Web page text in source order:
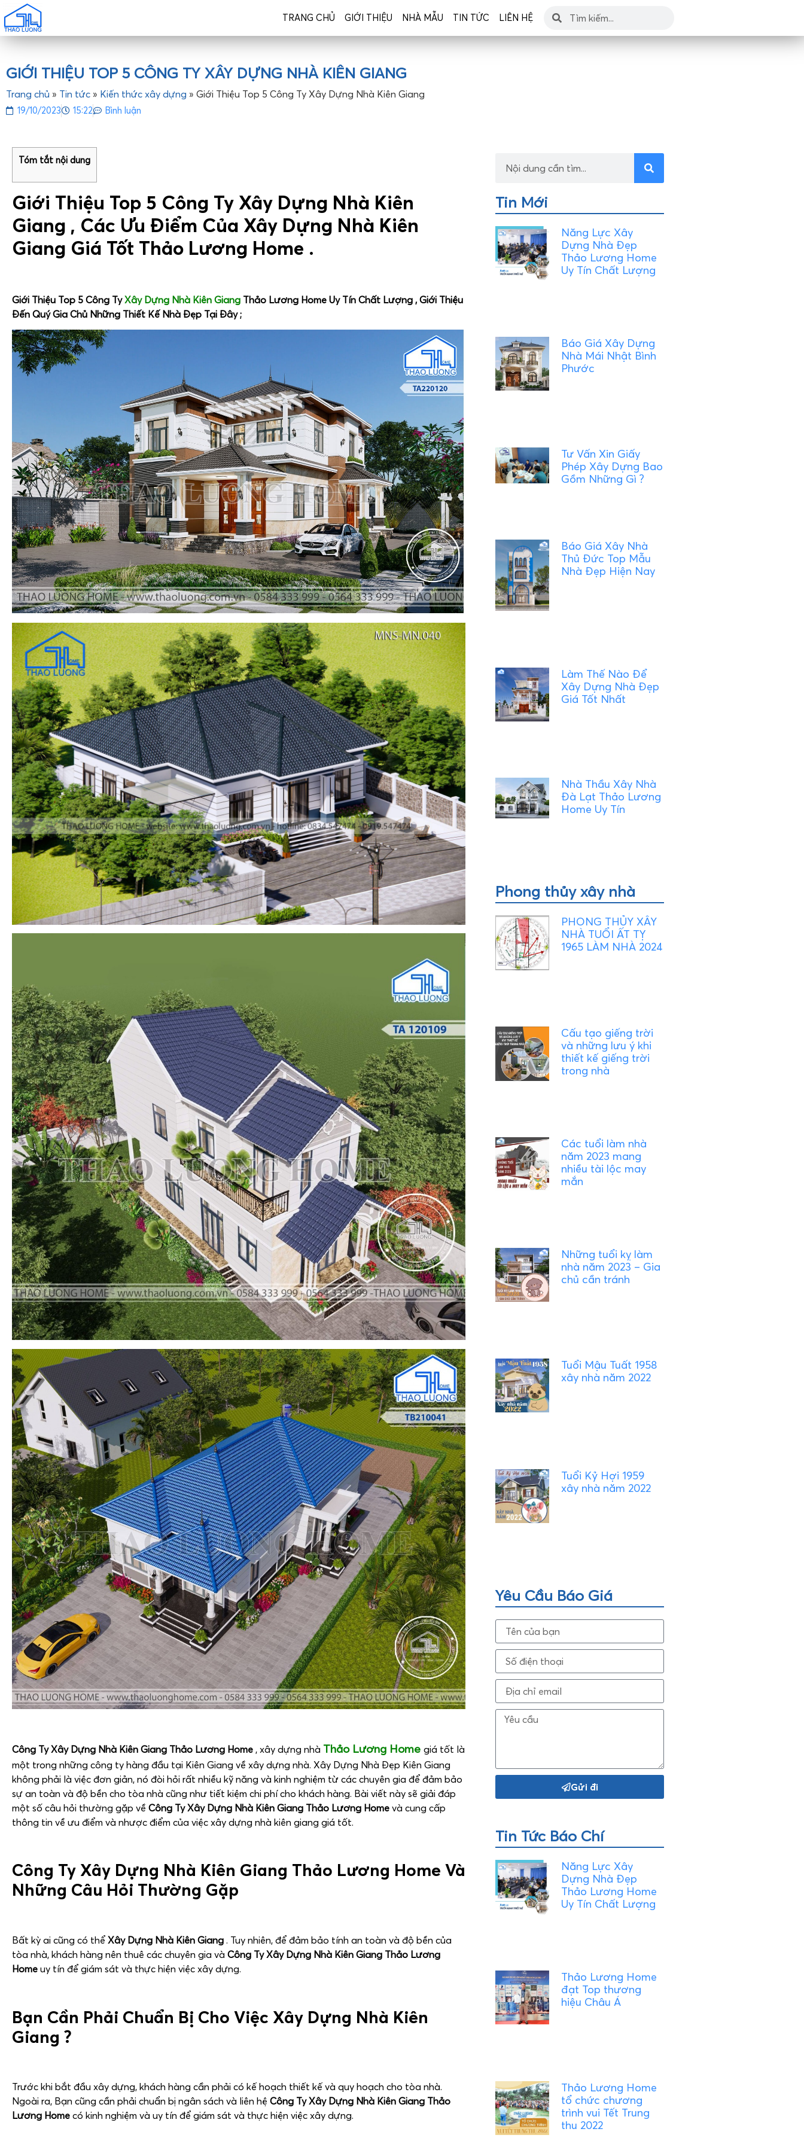
TRANG CHỦ GIỚI THIỆU NHÀ MẪU TIN TỨC LIÊN HỆ
GIỚI THIỆU TOP 5 CÔNG TY XÂY DỰNG NHÀ KIÊN GIANG
Trang chủ » Tin tức » Kiến thức xây dựng » Giới Thiệu Top 5 Công Ty Xây Dựng Nhà Kiên Giang
19/10/2023 15:22 Bình luận
Tóm tắt nội dung
Giới Thiệu Top 5 Công Ty Xây Dựng Nhà Kiên
Giang , Các Ưu Điểm Của Xây Dựng Nhà Kiên
Giang Giá Tốt Thảo Lương Home .
Giới Thiệu Top 5 Công TyXây Dựng Nhà Kiên Giang Thảo Lương Home Uy Tín Chất Lượng , Giới Thiệu
Đến Quý Gia Chủ Những Thiết Kế Nhà Đẹp Tại Đây ;
Công Ty Xây Dựng Nhà Kiên Giang Thảo Lương Home , xây dựng nhà Thảo Lương Home giá tốt là
một trong những công ty hàng đầu tại Kiên Giang về xây dựng nhà. Xây Dựng Nhà Đẹp Kiên Giang
không phải là việc đơn giản, nó đòi hỏi rất nhiều kỹ năng và kinh nghiệm từ các chuyên gia để đảm bảo
sự an toàn và độ bền cho tòa nhà cũng như tiết kiệm chi phí cho khách hàng. Bài viết này sẽ giải đáp
một số câu hỏi thường gặp về Công Ty Xây Dựng Nhà Kiên Giang Thảo Lương Home và cung cấp
thông tin về ưu điểm và nhược điểm của việc xây dựng nhà kiên giang giá tốt.
Công Ty Xây Dựng Nhà Kiên Giang Thảo Lương Home Và
Những Câu Hỏi Thường Gặp
Bất kỳ ai cũng có thể Xây Dựng Nhà Kiên Giang . Tuy nhiên, để đảm bảo tính an toàn và độ bền của
tòa nhà, khách hàng nên thuê các chuyên gia và Công Ty Xây Dựng Nhà Kiên Giang Thảo Lương
Home uy tín để giám sát và thực hiện việc xây dựng.
Bạn Cần Phải Chuẩn Bị Cho Việc Xây Dựng Nhà Kiên
Giang ?
Trước khi bắt đầu xây dựng, khách hàng cần phải có kế hoạch thiết kế và quy hoạch cho tòa nhà.
Ngoài ra, Bạn cũng cần phải chuẩn bị ngân sách và liên hệ Công Ty Xây Dựng Nhà Kiên Giang Thảo
Lương Home có kinh nghiệm và uy tín để giám sát và thực hiện việc xây dựng.
Tin Mới
Năng Lực Xây
Dựng Nhà Đẹp
Thảo Lương Home
Uy Tín Chất Lượng
Báo Giá Xây Dựng
Nhà Mái Nhật Bình
Phước
Tư Vấn Xin Giấy
Phép Xây Dựng Bao
Gồm Những Gì ?
Báo Giá Xây Nhà
Thủ Đức Top Mẫu
Nhà Đẹp Hiện Nay
Làm Thế Nào Để
Xây Dựng Nhà Đẹp
Giá Tốt Nhất
Nhà Thầu Xây Nhà
Đà Lạt Thảo Lương
Home Uy Tín
Phong thủy xây nhà
PHONG THỦY XÂY
NHÀ TUỔI ẤT TỴ
1965 LÀM NHÀ 2024
Cấu tạo giếng trời
và những lưu ý khi
thiết kế giếng trời
trong nhà
Các tuổi làm nhà
năm 2023 mang
nhiều tài lộc may
mắn
Những tuổi kỵ làm
nhà năm 2023 – Gia
chủ cần tránh
Tuổi Mậu Tuất 1958
xây nhà năm 2022
Tuổi Kỷ Hợi 1959
xây nhà năm 2022
Yêu Cầu Báo Giá
Gửi đi
Tin Tức Báo Chí
Năng Lực Xây
Dựng Nhà Đẹp
Thảo Lương Home
Uy Tín Chất Lượng
Thảo Lương Home
đạt Top thương
hiệu Châu Á
Thảo Lương Home
tổ chức chương
trình vui Tết Trung
thu 2022